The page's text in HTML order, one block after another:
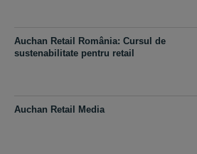
Auchan Retail România: Cursul de
sustenabilitate pentru retail
Auchan Retail Media